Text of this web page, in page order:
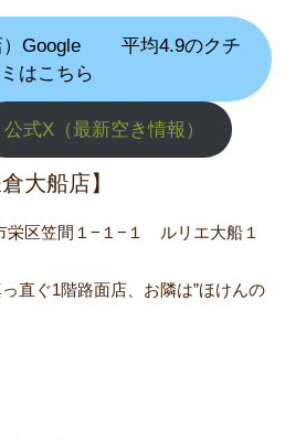
Google
平均4.9のクチ
はこちら
公式X（最新空き情報）
大船店】
栄区笠間１−１−１ ルリエ大船１
直ぐ1階路面店、お隣は”ほけんの